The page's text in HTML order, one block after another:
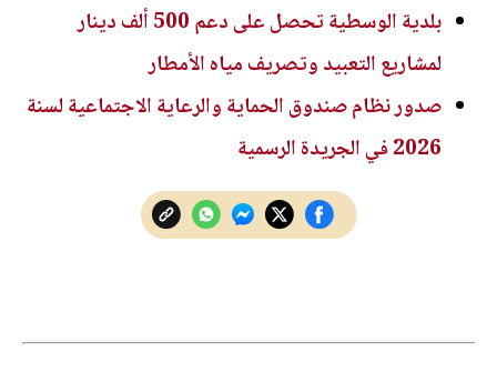
بلدية الوسطية تحصل على دعم 500 ألف دينار
لمشاريع التعبيد وتصريف مياه الأمطار
صدور نظام صندوق الحماية والرعاية الاجتماعية لسنة
2026 في الجريدة الرسمية